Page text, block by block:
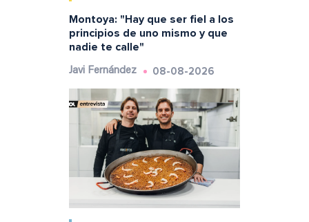
Montoya: "Hay que ser fiel a los
principios de uno mismo y que
nadie te calle"
Javi Fernández 08-08-2026